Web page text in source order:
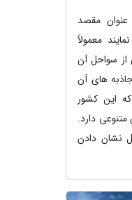
عنوان مقصد
معمولاً
از سواحل آن
های آن
این کشور
دارد.
نشان دادن